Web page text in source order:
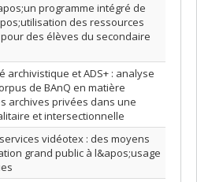
programme intégré de
des ressources
des élèves du secondaire
archivistique et ADS+ : analyse
de BAnQ en matière
archives privées dans une
et intersectionnelle
vidéotex : des moyens
grand public à l&apos;usage